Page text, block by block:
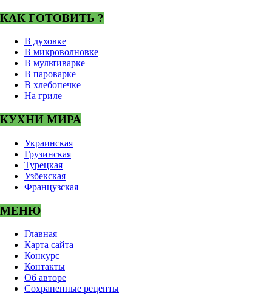
КАК ГОТОВИТЬ ?
В духовке
В микроволновке
В мультиварке
В пароварке
В хлебопечке
На гриле
КУХНИ МИРА
Украинская
Грузинская
Турецкая
Узбекская
Французская
МЕНЮ
Главная
Карта сайта
Конкурс
Контакты
Об авторе
Сохраненные рецепты